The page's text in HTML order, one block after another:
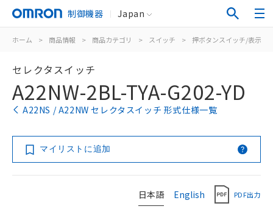
制御機器 Japan
ホーム > 商品情報 > 商品カテゴリ > スイッチ > 押ボタンスイッチ/表示灯
セレクタスイッチ
A22NW-2BL-TYA-G202-YD
A22NS / A22NW セレクタスイッチ 形式仕様一覧
マイリストに追加
日本語 English PDF出力